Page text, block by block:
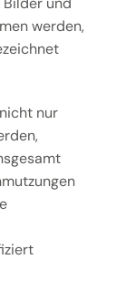
werden,
nur